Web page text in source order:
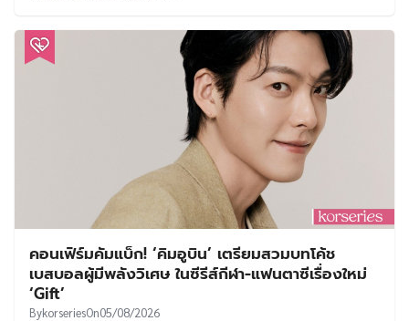
คอนเฟิร์มคัมแบ็ก! ‘คิมอูบิน’ เตรียมสวมบทโค้ช
เบสบอลผู้มีพลังวิเศษ ในซีรีส์กีฬา-แฟนตาซีเรื่องใหม่
‘Gift’
BykorseriesOn05/08/2026